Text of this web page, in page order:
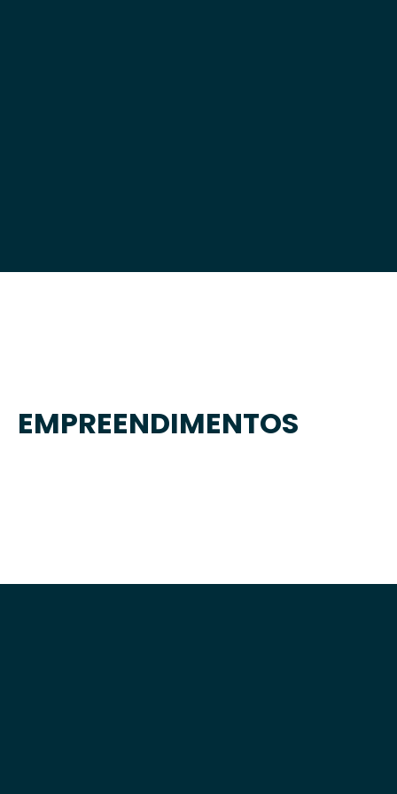
EMPREENDIMENTOS